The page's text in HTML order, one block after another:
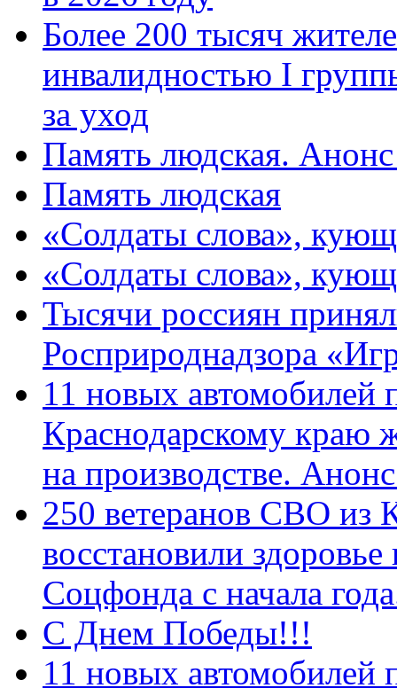
Более 200 тысяч
инвалидностью I
за уход
Память людская.
Память людская
«Солдаты слова»,
«Солдаты слова»,
Тысячи россиян
Росприроднадзора
11 новых автомобилей
Краснодарскому краю
на производстве.
250 ветеранов СВО из
восстановили
Соцфонда с начала
С Днем Победы!!!
11 новых автомобилей